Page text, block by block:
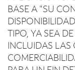
BASE A "SU
TIPO, YA SEA
INCLUIDAS LAS